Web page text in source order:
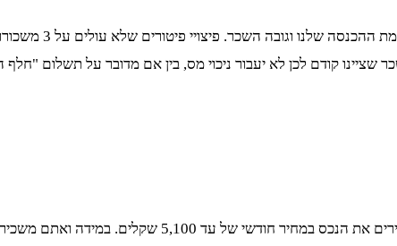
במהלך זמנינו
שציינו קודם לכן לא יעבור ניכוי מס, בין אם מדובר על תשלום